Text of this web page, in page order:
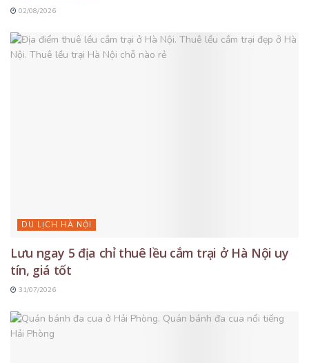
02/08/2026
DU LỊCH HÀ NỘI
Lưu ngay 5 địa chỉ thuê lều cắm trại ở Hà Nội uy
tín, giá tốt
31/07/2026